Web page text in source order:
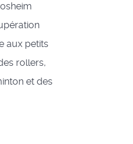
aux petits
rollers,
et des